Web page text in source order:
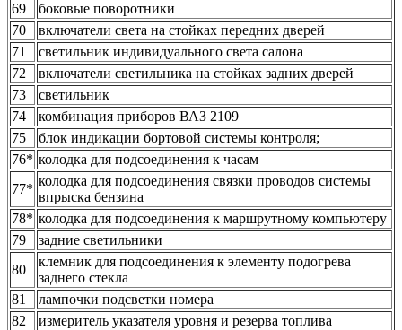
69
боковые поворотники
70
включатели света на стойках передних дверей
71
светильник индивидуального света салона
72
включатели светильника на стойках задних дверей
73
светильник
74
комбинация приборов ВАЗ 2109
75
блок индикации бортовой системы контроля;
76* колодка для подсоединения к часам
77*
колодка для подсоединения связки проводов системы
впрыска бензина
78* колодка для подсоединения к маршрутному компьютеру
79
задние светильники
80
клемник для подсоединения к элементу подогрева
заднего стекла
81
лампочки подсветки номера
82
измеритель указателя уровня и резерва топлива